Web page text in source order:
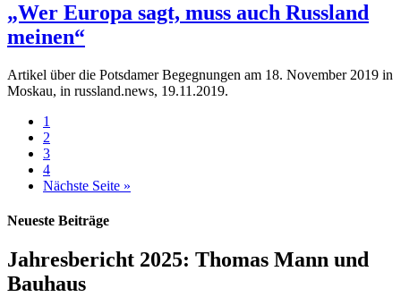
„Wer Europa sagt, muss auch Russland
meinen“
Artikel über die Potsdamer Begegnungen am 18. November 2019 in
Moskau, in russland.news, 19.11.2019.
1
2
3
4
Nächste Seite »
Neueste Beiträge
Jahresbericht 2025: Thomas Mann und
Bauhaus